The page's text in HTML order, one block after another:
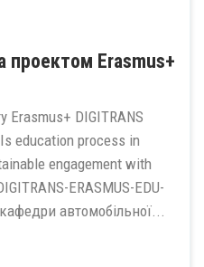
проектом Erasmus+
Erasmus+ DIGITRANS
education process in
engagement with
ERASMUS-EDU-
автомобільної...